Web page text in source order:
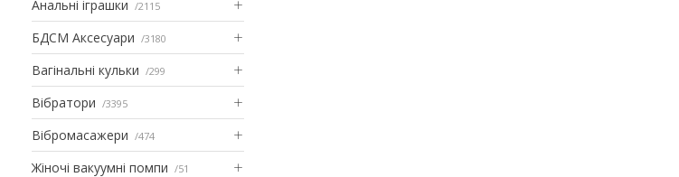
Анальні іграшки 2115
БДСМ Аксесуари 3180
Вагінальні кульки 299
Вібратори 3395
Вібромасажери 474
Жіночі вакуумні помпи 51